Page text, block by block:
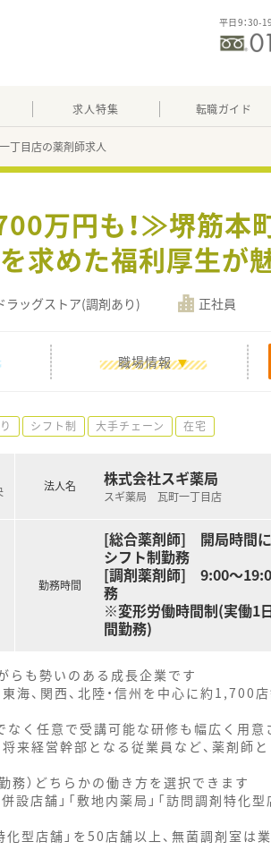
平日9：30-
求人特集 転職ガイド
丁目店の薬剤師求人
万円も！≫堺筋本
を求めた福利厚生が
ラッグストア(調剤あり) 正社員
職場情報
シフト制 大手チェーン 在宅
法人名 株式会社スギ薬局
スギ薬局 瓦町一丁目店
勤務時間
[総合薬剤師] 開局時間
シフト制勤務
[調剤薬剤師] 9:00～
務
※変形労働時間制(実働1
間勤務)
らも勢いのある成長企業です
海、関西、北陸・信州を中心に約1,700
く任意で受講可能な研修も幅広く用意
来経営幹部となる従業員など、薬剤師
務）どちらかの働き方を選択できます
店舗」「敷地内薬局」「訪問調剤特化型
型店舗」を50店舗以上、無菌調剤室は